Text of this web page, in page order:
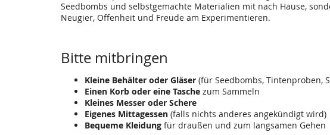
Seedbombs und selbstgemachte Materialien mit nach Hause,
Neugier, Offenheit und Freude am Experimentieren.
Bitte mitbringen
Kleine Behälter oder Gläser (für Seedbombs, Tintenproben,
Einen Korb oder eine Tasche zum Sammeln
Kleines Messer oder Schere
Eigenes Mittagessen (falls nichts anderes angekündigt wird)
Bequeme Kleidung für draußen und zum langsamen Gehen